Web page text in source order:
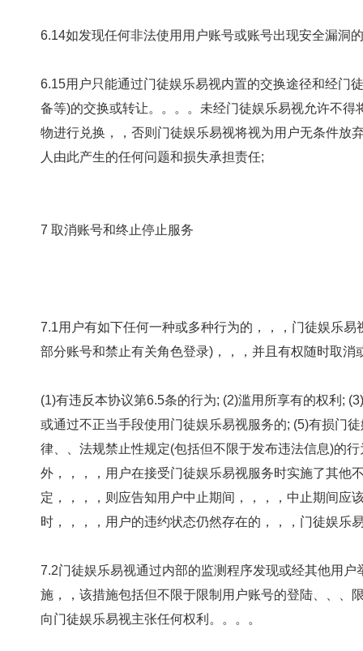
6.14如发现任何非法使用用户账号或账号出现安全漏洞的情
6.15用户只能通过门徒娱乐易视内置的交换途径和经门徒
备等)的交换或转让。。。。未经门徒娱乐易视允许不得
物进行兑换，，否则门徒娱乐易视将视为用户无条件放弃进
人由此产生的任何问题和损失承担责任;
7 取消账号和终止停止服务
7.1用户有如下任何一种或多种行为的，，，门
部分账号和禁止有关角色登录)，，，并且有权随时
(1)有违反本协议第6.5条的行为; (2)滥用所享有的权利;
或通过不正当手段使用门徒娱乐易视服务的; (5)有损门徒娱
律、、法规禁止性规定(包括但不限于发布违法信息
外，，，，用户在接受门徒娱乐易视服务时实
定，，，，则应告知用户中止期间，，，，
时，，，，用户的违约状态仍然存在的，，，门徒
7.2门徒娱乐易视通过内部的监测程序发现或经其他用户举
施，，该措施包括但不限于限制用户账号的登陆、、
向门徒娱乐易视主张任何权利。。。。